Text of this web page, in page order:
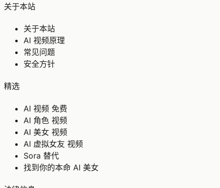
关于本站
关于本站
AI 视频原理
常见问题
安全方针
精选
AI 视频 免费
AI 角色 视频
AI 美女 视频
AI 虚拟女友 视频
Sora 替代
找到你的本命 AI 美女